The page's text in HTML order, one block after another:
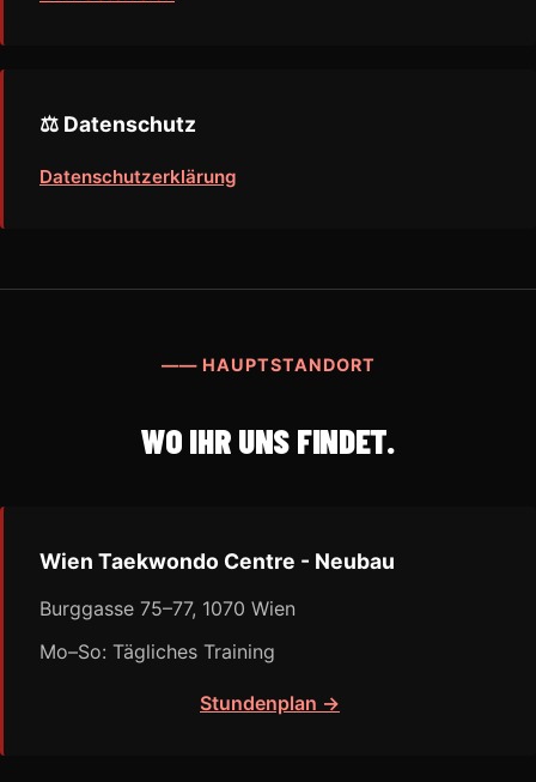
⚖️ Datenschutz
Datenschutzerklärung
—— HAUPTSTANDORT
WO IHR UNS FINDET.
Wien Taekwondo Centre - Neubau
Burggasse 75–77, 1070 Wien
Mo–So: Tägliches Training
Stundenplan →